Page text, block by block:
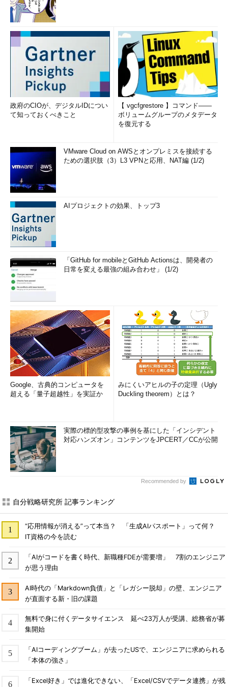
政府のCIOが、デジタルIDについ
て知っておくべきこと
【 vgcfgrestore 】コマンド――
ボリュームグループのメタデータ
を復元する
VMware Cloud on AWSとオンプレミスを接続する
ための選択肢（3）L3 VPNと応用、NAT編 (1/2)
AIプロジェクトの効果、トップ3
「GitHub for mobileとGitHub Actionsは、開発者の
日常を変える最強の組み合わせ」 (1/2)
Google、古典的コンピュータを
超える「量子超越性」を実証か
みにくいアヒルの子の定理（Ugly
Duckling theorem）とは？
実際の標的型攻撃の事例を基にした「インシデント
対応ハンズオン」コンテンツをJPCERT／CCが公開
Recommended by
自分戦略研究所 記事ランキング
“応用情報が消える”って本当？ 「生成AIパスポート」って何？
IT資格の今を読む
「AIがコードを書く時代、新職種FDEが需要増」 7割のエンジニア
が思う理由
AI時代の「Markdown負債」と「レガシー脱却」の壁、エンジニア
が直面する新・旧の課題
無料で身に付くデータサイエンス 延べ23万人が受講、総務省が募
集開始
「AIコーディングブーム」が去ったUSで、エンジニアに求められる
「本体の強さ」
「Excel好き」では進化できない、「Excel/CSVでデータ連携」が残